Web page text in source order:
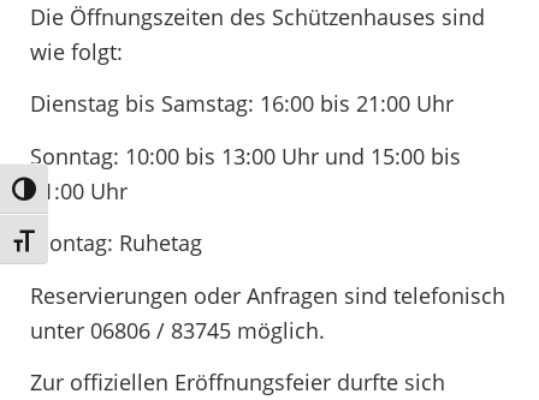
Umschalten auf hohe Kontraste
Schrift vergrößern
Die Öffnungszeiten des Schützenhauses sind
wie folgt:
Dienstag bis Samstag: 16:00 bis 21:00 Uhr
Sonntag: 10:00 bis 13:00 Uhr und 15:00 bis
21:00 Uhr
Montag: Ruhetag
Reservierungen oder Anfragen sind telefonisch
unter 06806 / 83745 möglich.
Zur offiziellen Eröffnungsfeier durfte sich